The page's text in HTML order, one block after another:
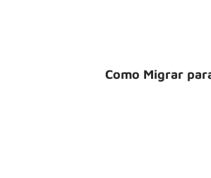
Como Migrar